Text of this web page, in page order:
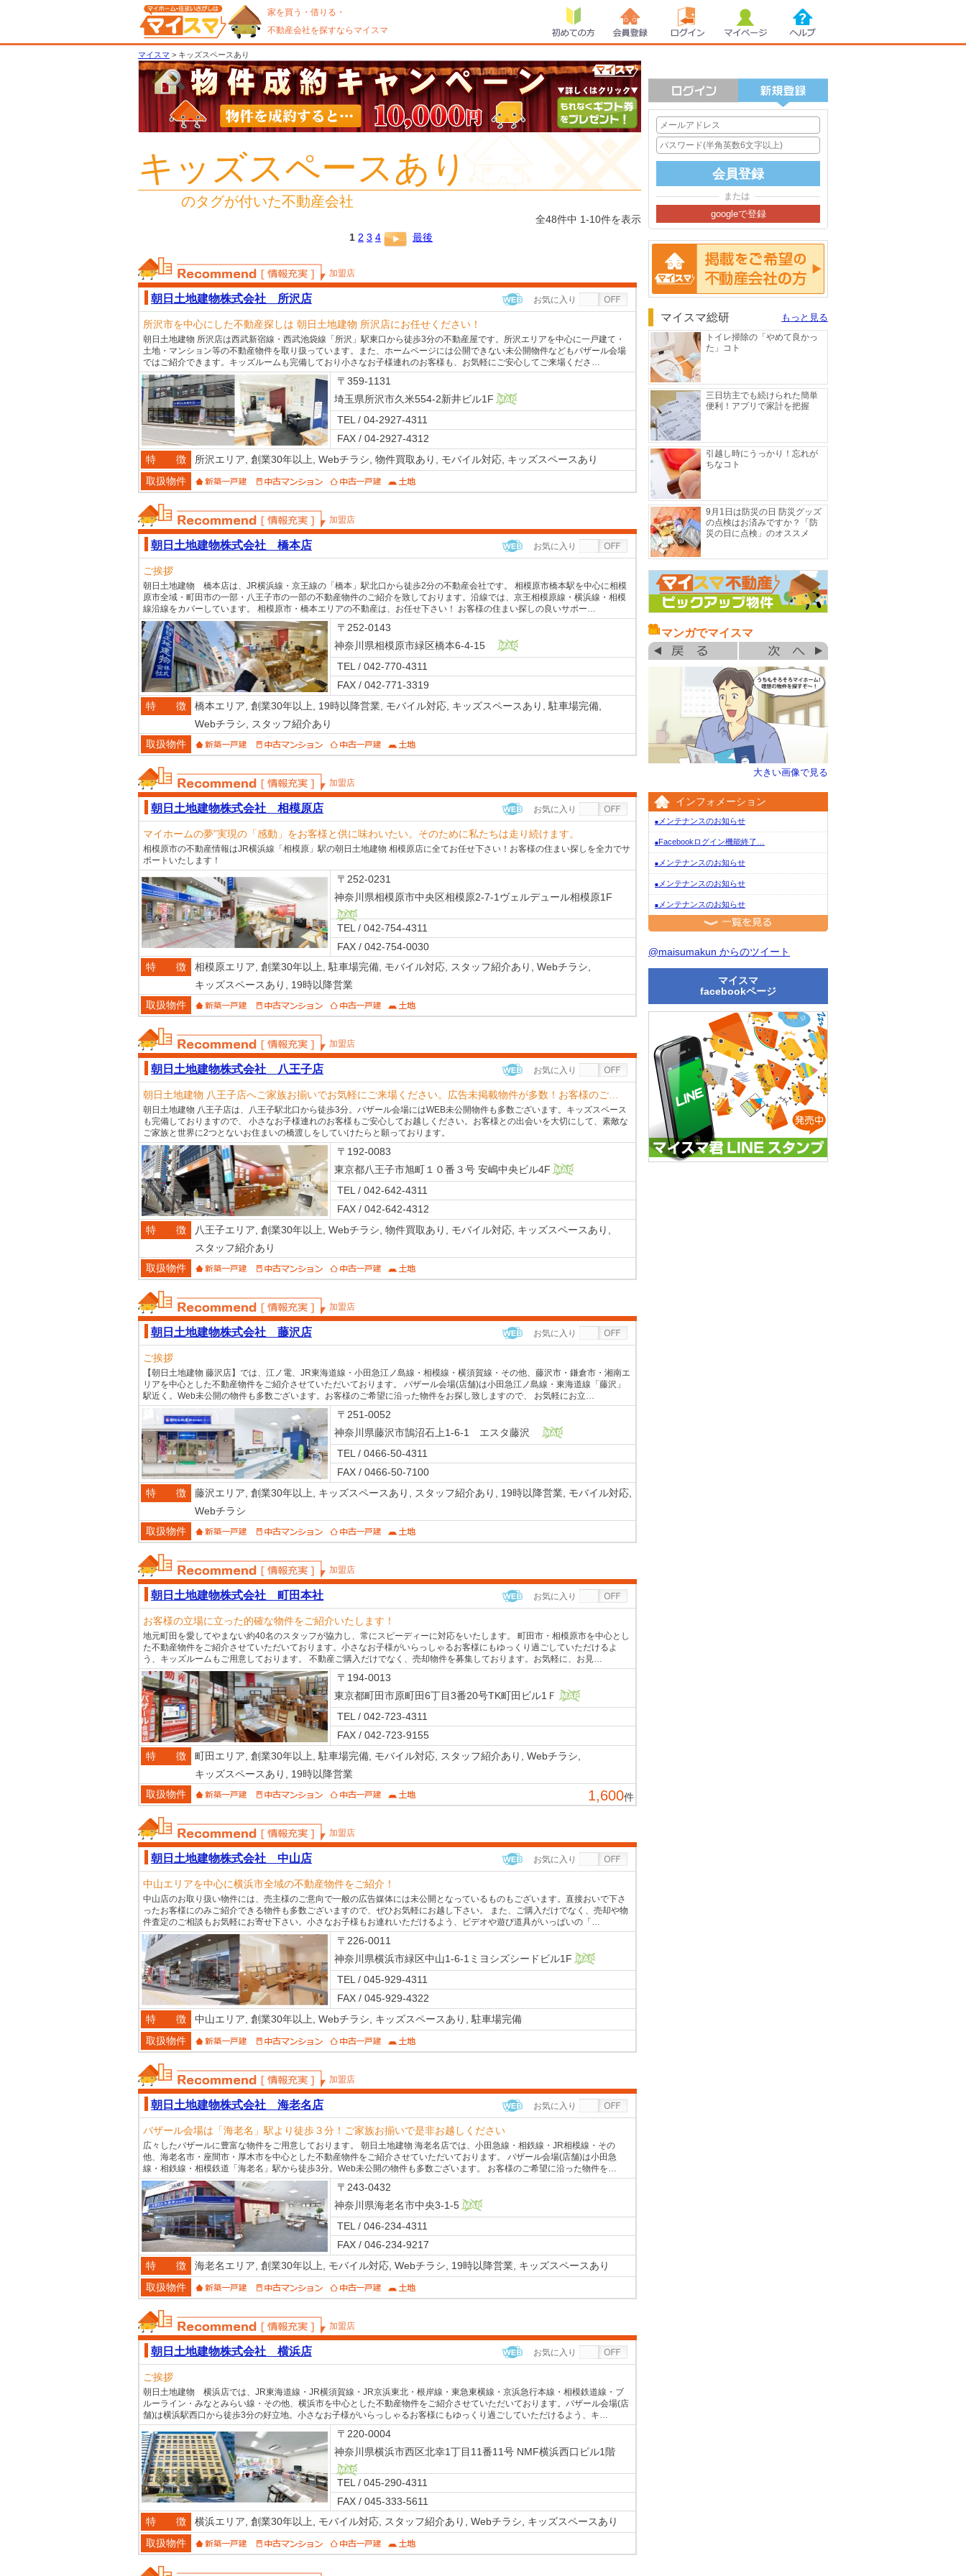
家を買う・借りる・
不動産会社を探すならマイスマ
ヘルプ
マイページ
ログイン
会員登録
初めての方
マイスマ > キッズスペースあり
キッズスペースあり
のタグが付いた不動産会社
全48件中 1-10件を表示
1 2 3 4 最後
おススメ不動産
加盟店
お気に入り
朝日土地建物株式会社 所沢店
WEB
所沢市を中心にした不動産探しは 朝日土地建物 所沢店にお任せください！
朝日土地建物 所沢店は西武新宿線・西武池袋線「所沢」駅東口から徒歩3分の不動産屋です。所沢エリアを中心に一戸建て・
土地・マンション等の不動産物件を取り扱っています。また、ホームページには公開できない未公開物件などもバザール会場
ではご紹介できます。キッズルームも完備しており小さなお子様連れのお客様も、お気軽にご安心してご来場くださ…
〒359-1131
埼玉県所沢市久米554-2新井ビル1F
MAP
TEL / 04-2927-4311
FAX / 04-2927-4312
特 徴
所沢エリア, 創業30年以上, Webチラシ, 物件買取あり, モバイル対応, キッズスペースあり
取扱物件
おススメ不動産
加盟店
お気に入り
朝日土地建物株式会社 橋本店
WEB
ご挨拶
朝日土地建物 橋本店は、JR横浜線・京王線の「橋本」駅北口から徒歩2分の不動産会社です。 相模原市橋本駅を中心に相模
原市全域・町田市の一部・八王子市の一部の不動産物件のご紹介を致しております。沿線では、京王相模原線・横浜線・相模
線沿線をカバーしています。 相模原市・橋本エリアの不動産は、お任せ下さい！ お客様の住まい探しの良いサポー…
〒252-0143
神奈川県相模原市緑区橋本6-4-15
MAP
TEL / 042-770-4311
FAX / 042-771-3319
特 徴
橋本エリア, 創業30年以上, 19時以降営業, モバイル対応, キッズスペースあり,
駐車場完備,
Webチラシ,
スタッフ紹介あり
取扱物件
おススメ不動産
加盟店
お気に入り
朝日土地建物株式会社 相模原店
WEB
マイホームの夢”実現の「感動」をお客様と供に味わいたい。そのために私たちは走り続けます。
相模原市の不動産情報はJR横浜線「相模原」駅の朝日土地建物 相模原店に全てお任せ下さい！お客様の住まい探しを全力でサ
ポートいたします！
〒252-0231
神奈川県相模原市中央区相模原2-7-1ヴェルデュール相模原1F
MAP
TEL / 042-754-4311
FAX / 042-754-0030
特 徴
相模原エリア, 創業30年以上, 駐車場完備, モバイル対応, スタッフ紹介あり,
Webチラシ,
キッズスペースあり,
19時以降営業
取扱物件
おススメ不動産
加盟店
お気に入り
朝日土地建物株式会社 八王子店
WEB
朝日土地建物 八王子店へご家族お揃いでお気軽にご来場ください。広告未掲載物件が多数！お客様のご…
朝日土地建物 八王子店は、八王子駅北口から徒歩3分。バザール会場にはWEB未公開物件も多数ございます。キッズスペース
も完備しておりますので、 小さなお子様連れのお客様もご安心してお越しください。お客様との出会いを大切にして、素敵な
ご家族と世界に2つとないお住まいの橋渡しをしていけたらと願っております。
〒192-0083
東京都八王子市旭町１０番３号 安嶋中央ビル4F
MAP
TEL / 042-642-4311
FAX / 042-642-4312
特 徴
八王子エリア, 創業30年以上, Webチラシ, 物件買取あり, モバイル対応, キッズスペースあり,
スタッフ紹介あり
取扱物件
おススメ不動産
加盟店
お気に入り
朝日土地建物株式会社 藤沢店
WEB
ご挨拶
【朝日土地建物 藤沢店】では、江ノ電、JR東海道線・小田急江ノ島線・相模線・横須賀線・その他、藤沢市・鎌倉市・湘南エ
リアを中心とした不動産物件をご紹介させていただいております。 バザール会場(店舗)は小田急江ノ島線・東海道線「藤沢」
駅近く。Web未公開の物件も多数ございます。お客様のご希望に沿った物件をお探し致しますので、 お気軽にお立…
〒251-0052
神奈川県藤沢市鵠沼石上1-6-1 エスタ藤沢
MAP
TEL / 0466-50-4311
FAX / 0466-50-7100
特 徴
藤沢エリア, 創業30年以上, キッズスペースあり, スタッフ紹介あり, 19時以降営業, モバイル対応,
Webチラシ
取扱物件
おススメ不動産
加盟店
お気に入り
朝日土地建物株式会社 町田本社
WEB
お客様の立場に立った的確な物件をご紹介いたします！
地元町田を愛してやまない約40名のスタッフが協力し、常にスピーディーに対応をいたします。 町田市・相模原市を中心とし
た不動産物件をご紹介させていただいております。小さなお子様がいらっしゃるお客様にもゆっくり過ごしていただけるよ
う、キッズルームもご用意しております。 不動産ご購入だけでなく、売却物件を募集しております。お気軽に、お見…
〒194-0013
東京都町田市原町田6丁目3番20号TK町田ビル1Ｆ
MAP
TEL / 042-723-4311
FAX / 042-723-9155
特 徴
町田エリア, 創業30年以上, 駐車場完備, モバイル対応, スタッフ紹介あり,
Webチラシ,
キッズスペースあり,
19時以降営業
取扱物件
1,600件
おススメ不動産
加盟店
お気に入り
朝日土地建物株式会社 中山店
WEB
中山エリアを中心に横浜市全域の不動産物件をご紹介！
中山店のお取り扱い物件には、売主様のご意向で一般の広告媒体には未公開となっているものもございます。直接おいで下さ
ったお客様にのみご紹介できる物件も多数ございますので、ぜひお気軽にお越し下さい。 また、ご購入だけでなく、売却や物
件査定のご相談もお気軽にお寄せ下さい。小さなお子様もお連れいただけるよう、ビデオや遊び道具がいっぱいの「…
〒226-0011
神奈川県横浜市緑区中山1-6-1ミヨシズシードビル1F
MAP
TEL / 045-929-4311
FAX / 045-929-4322
特 徴
中山エリア, 創業30年以上, Webチラシ, キッズスペースあり,
駐車場完備
取扱物件
おススメ不動産
加盟店
お気に入り
朝日土地建物株式会社 海老名店
WEB
バザール会場は「海老名」駅より徒歩３分！ご家族お揃いで是非お越しください
広々したバザールに豊富な物件をご用意しております。 朝日土地建物 海老名店では、小田急線・相鉄線・JR相模線・その
他、海老名市・座間市・厚木市を中心とした不動産物件をご紹介させていただいております。 バザール会場(店舗)は小田急
線・相鉄線・相模鉄道「海老名」駅から徒歩3分。Web未公開の物件も多数ございます。 お客様のご希望に沿った物件を…
〒243-0432
神奈川県海老名市中央3-1-5
MAP
TEL / 046-234-4311
FAX / 046-234-9217
特 徴
海老名エリア, 創業30年以上, モバイル対応, Webチラシ, 19時以降営業, キッズスペースあり
取扱物件
おススメ不動産
加盟店
お気に入り
朝日土地建物株式会社 横浜店
WEB
ご挨拶
朝日土地建物 横浜店では、JR東海道線・JR横須賀線・JR京浜東北・根岸線・東急東横線・京浜急行本線・相模鉄道線・ブ
ルーライン・みなとみらい線・その他、横浜市を中心とした不動産物件をご紹介させていただいております。バザール会場(店
舗)は横浜駅西口から徒歩3分の好立地。小さなお子様がいらっしゃるお客様にもゆっくり過ごしていただけるよう、キ…
〒220-0004
神奈川県横浜市西区北幸1丁目11番11号 NMF横浜西口ビル1階
MAP
TEL / 045-290-4311
FAX / 045-333-5611
特 徴
横浜エリア, 創業30年以上, モバイル対応, スタッフ紹介あり, Webチラシ,
キッズスペースあり
取扱物件
または
掲載をご希望の方へ
マイスマ総研 もっと見る
トイレ掃除の「やめて良かっ
た」コト
三日坊主でも続けられた簡単
便利！アプリで家計を把握
引越し時にうっかり！忘れが
ちなコト
9月1日は防災の日 防災グッズ
の点検はお済みですか？「防
災の日に点検」のオススメ
マンガでマイスマ
大きい画像で見る
インフォメーション
■ メンテナンスのお知らせ
■Facebookログイン機能終了…
■ メンテナンスのお知らせ
■ メンテナンスのお知らせ
■ メンテナンスのお知らせ
@maisumakun からのツイート
マイスマ
facebookページ